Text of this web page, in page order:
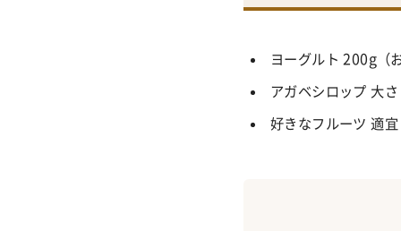
ヨーグルト 200g（
アガベシロップ 大
好きなフルーツ 適